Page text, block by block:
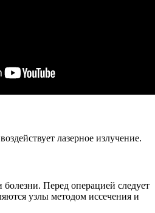
лазерное излучение.
Перед операцией следует
узлы методом иссечения и